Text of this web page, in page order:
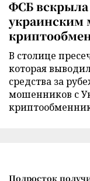
ФСБ
В столице
которая
средства за
мошенников с
Подросток